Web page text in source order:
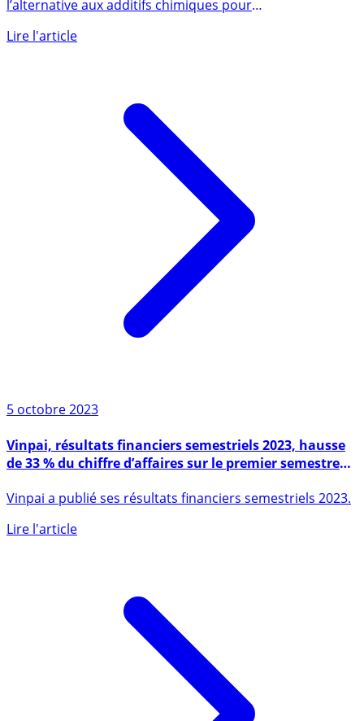
l’alternative aux additifs chimiques pour
5 octobre 2023
Vinpai, résultats financiers semestriels 2023, hausse
de 33 % du chiffre d’affaires sur le premier semestre
Vinpai a publié ses résultats financiers semestriels 2023.